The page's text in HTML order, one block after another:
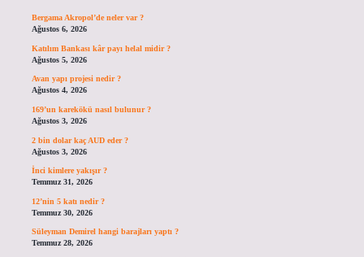
Bergama Akropol’de neler var ?
Ağustos 6, 2026
Katılım Bankası kâr payı helal midir ?
Ağustos 5, 2026
Avan yapı projesi nedir ?
Ağustos 4, 2026
169’un karekökü nasıl bulunur ?
Ağustos 3, 2026
2 bin dolar kaç AUD eder ?
Ağustos 3, 2026
İnci kimlere yakışır ?
Temmuz 31, 2026
12’nin 5 katı nedir ?
Temmuz 30, 2026
Süleyman Demirel hangi barajları yaptı ?
Temmuz 28, 2026